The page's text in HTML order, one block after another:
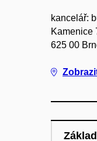
kancelář:
Kamenice
625 00